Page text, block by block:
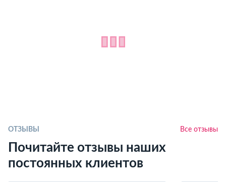
ОТЗЫВЫ Все отзывы
Почитайте отзывы наших
постоянных клиентов